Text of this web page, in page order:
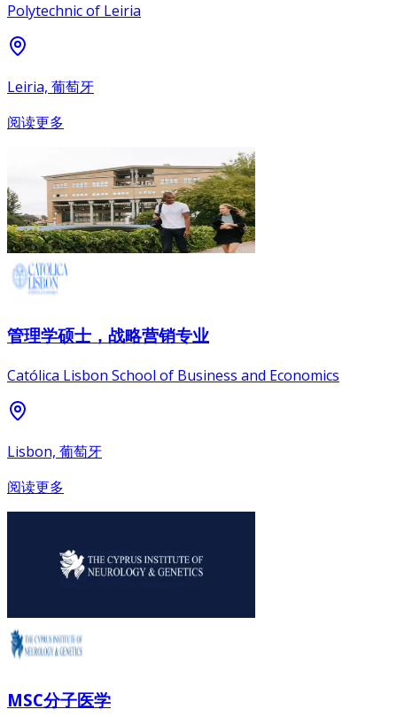
Polytechnic of Leiria
Leiria, 葡萄牙
阅读更多
管理学硕士，战略营销专业
Católica Lisbon School of Business and Economics
Lisbon, 葡萄牙
阅读更多
MSC分子医学